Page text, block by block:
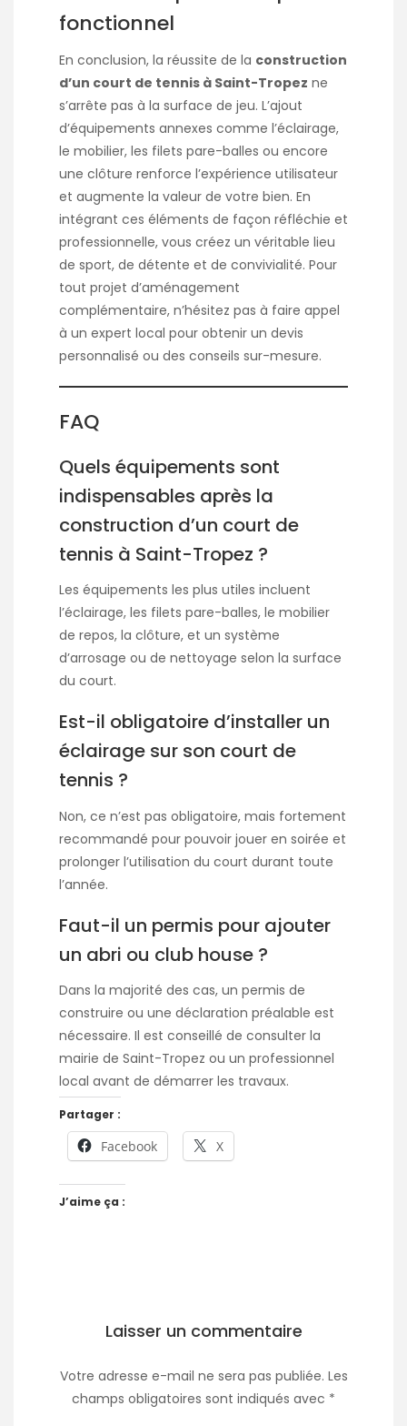
fonctionnel
En conclusion, la réussite de la construction
d’un court de tennis à Saint-Tropez ne
s’arrête pas à la surface de jeu. L’ajout
d’équipements annexes comme l’éclairage,
le mobilier, les filets pare-balles ou encore
une clôture renforce l’expérience utilisateur
et augmente la valeur de votre bien. En
intégrant ces éléments de façon réfléchie et
professionnelle, vous créez un véritable lieu
de sport, de détente et de convivialité. Pour
tout projet d’aménagement
complémentaire, n’hésitez pas à faire appel
à un expert local pour obtenir un devis
personnalisé ou des conseils sur-mesure.
FAQ
Quels équipements sont
indispensables après la
construction d’un court de
tennis à Saint-Tropez ?
Les équipements les plus utiles incluent
l’éclairage, les filets pare-balles, le mobilier
de repos, la clôture, et un système
d’arrosage ou de nettoyage selon la surface
du court.
Est-il obligatoire d’installer un
éclairage sur son court de
tennis ?
Non, ce n’est pas obligatoire, mais fortement
recommandé pour pouvoir jouer en soirée et
prolonger l’utilisation du court durant toute
l’année.
Faut-il un permis pour ajouter
un abri ou club house ?
Dans la majorité des cas, un permis de
construire ou une déclaration préalable est
nécessaire. Il est conseillé de consulter la
mairie de Saint-Tropez ou un professionnel
local avant de démarrer les travaux.
Partager :
Facebook X
J’aime ça :
Laisser un commentaire
Votre adresse e-mail ne sera pas publiée. Les
champs obligatoires sont indiqués avec *